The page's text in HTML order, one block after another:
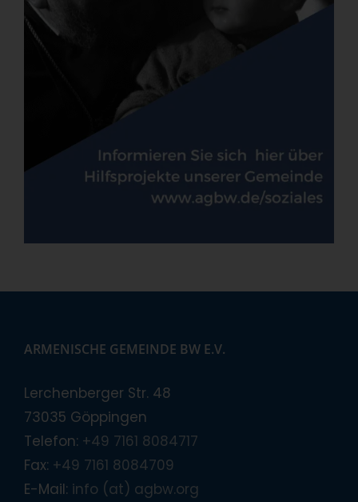
ARMENISCHE GEMEINDE BW E.V.
Lerchenberger Str. 48
73035 Göppingen
Telefon: +49 7161 8084717
Fax: +49 7161 8084709
E-Mail: info (at) agbw.org